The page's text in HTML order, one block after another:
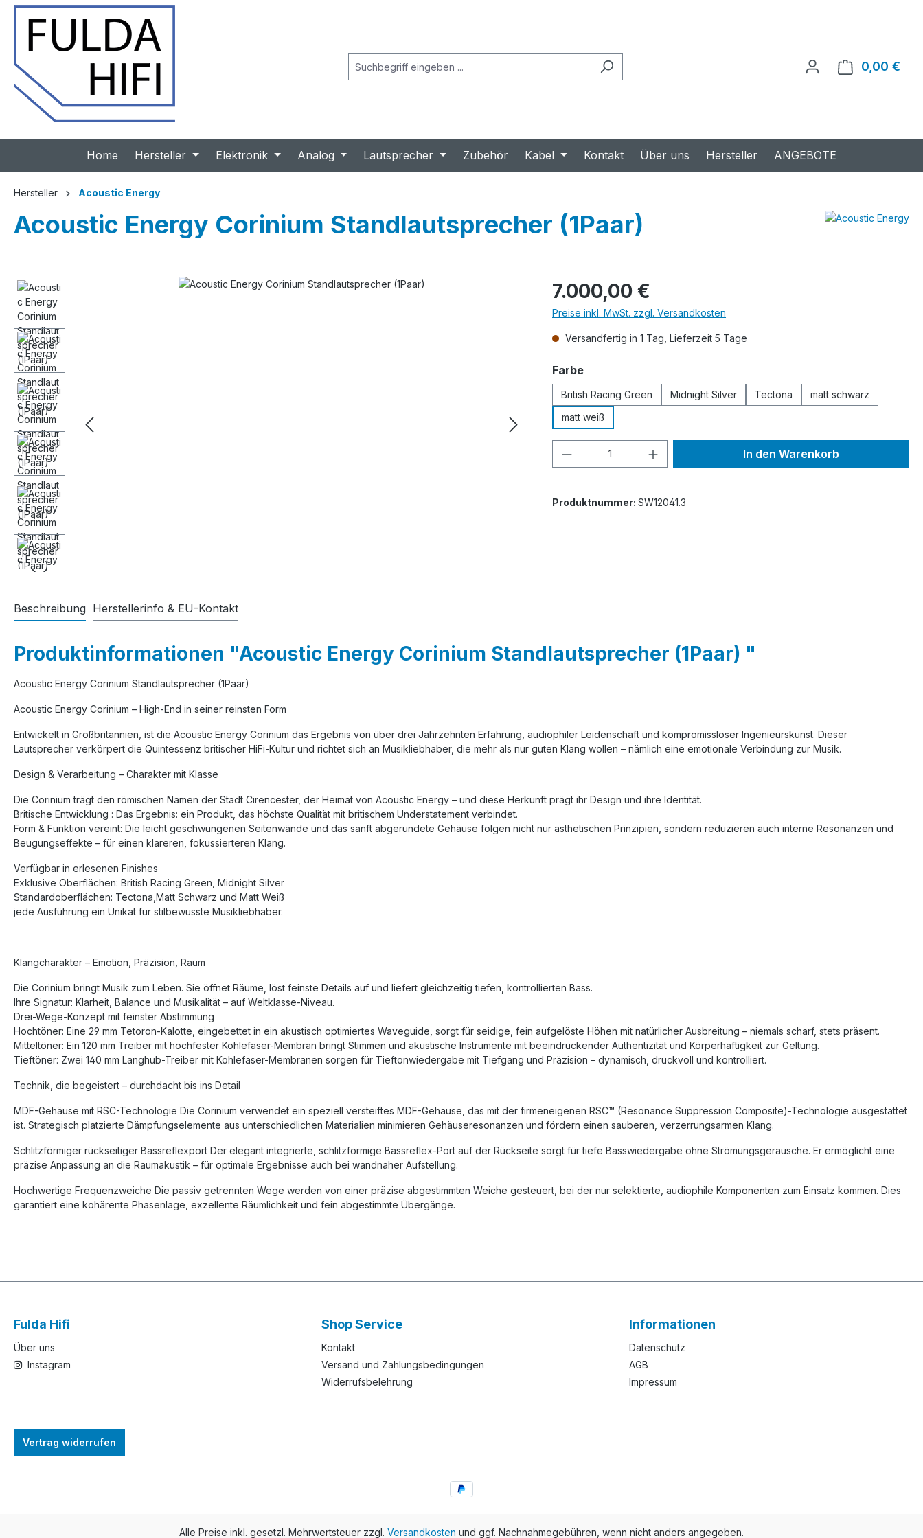
0,00 €
Home Hersteller Elektronik Analog Lautsprecher Zubehör Kabel Kontakt Über uns Hersteller ANGEBOTE
Hersteller Acoustic Energy
Acoustic Energy Corinium Standlautsprecher (1Paar)
Bildergalerie überspringen Regulärer Preis:
7.000,00 €
Preise inkl. MwSt. zzgl. Versandkosten
Versandfertig in 1 Tag, Lieferzeit 5 Tage
Farbeauswählen
British Racing Green Midnight Silver Tectona
matt schwarz
matt weiß
Produkt Anzahl: Gib den gewünschten Wert
In den Warenkorb
Produktnummer: SW12041.3
Beschreibung Herstellerinfo & EU-Kontakt
Produktinformationen "Acoustic Energy Corinium Standlautsprecher (1Paar) "
Acoustic Energy Corinium Standlautsprecher (1Paar)
Acoustic Energy Corinium – High-End in seiner reinsten Form
Entwickelt in Großbritannien, ist die Acoustic Energy Corinium das Ergebnis von über drei Jahrzehnten Erfahrung, audiophiler Leidenschaft und kompromissloser Ingenieurskunst. Dieser
Lautsprecher verkörpert die Quintessenz britischer HiFi-Kultur und richtet sich an Musikliebhaber, die mehr als nur guten Klang wollen – nämlich eine emotionale Verbindung zur Musik.
Design & Verarbeitung – Charakter mit Klasse
Die Corinium trägt den römischen Namen der Stadt Cirencester, der Heimat von Acoustic Energy – und diese Herkunft prägt ihr Design und ihre Identität.
Britische Entwicklung : Das Ergebnis: ein Produkt, das höchste Qualität mit britischem Understatement verbindet.
Form & Funktion vereint: Die leicht geschwungenen Seitenwände und das sanft abgerundete Gehäuse folgen nicht nur ästhetischen Prinzipien, sondern reduzieren auch interne Resonanzen und
Beugungseffekte – für einen klareren, fokussierteren Klang.
Verfügbar in erlesenen Finishes
Exklusive Oberflächen: British Racing Green, Midnight Silver
Standardoberflächen: Tectona, Matt Schwarz und Matt Weiß
jede Ausführung ein Unikat für stilbewusste Musikliebhaber.
Klangcharakter – Emotion, Präzision, Raum
Die Corinium bringt Musik zum Leben. Sie öffnet Räume, löst feinste Details auf und liefert gleichzeitig tiefen, kontrollierten Bass.
Ihre Signatur: Klarheit, Balance und Musikalität – auf Weltklasse-Niveau.
Drei-Wege-Konzept mit feinster Abstimmung
Hochtöner: Eine 29 mm Tetoron-Kalotte, eingebettet in ein akustisch optimiertes Waveguide, sorgt für seidige, fein aufgelöste Höhen mit natürlicher Ausbreitung – niemals scharf, stets präsent.
Mitteltöner: Ein 120 mm Treiber mit hochfester Kohlefaser-Membran bringt Stimmen und akustische Instrumente mit beeindruckender Authentizität und Körperhaftigkeit zur Geltung.
Tieftöner: Zwei 140 mm Langhub-Treiber mit Kohlefaser-Membranen sorgen für Tieftonwiedergabe mit Tiefgang und Präzision – dynamisch, druckvoll und kontrolliert.
Technik, die begeistert – durchdacht bis ins Detail
MDF-Gehäuse mit RSC-Technologie Die Corinium verwendet ein speziell versteiftes MDF-Gehäuse, das mit der firmeneigenen RSC™ (Resonance Suppression Composite)-Technologie ausgestattet
ist. Strategisch platzierte Dämpfungselemente aus unterschiedlichen Materialien minimieren Gehäuseresonanzen und fördern einen sauberen, verzerrungsarmen Klang.
Schlitzförmiger rückseitiger Bassreflexport Der elegant integrierte, schlitzförmige Bassreflex-Port auf der Rückseite sorgt für tiefe Basswiedergabe ohne Strömungsgeräusche. Er ermöglicht eine
präzise Anpassung an die Raumakustik – für optimale Ergebnisse auch bei wandnaher Aufstellung.
Hochwertige Frequenzweiche Die passiv getrennten Wege werden von einer präzise abgestimmten Weiche gesteuert, bei der nur selektierte, audiophile Komponenten zum Einsatz kommen. Dies
garantiert eine kohärente Phasenlage, exzellente Räumlichkeit und fein abgestimmte Übergänge.
Fulda Hifi
Über uns
Instagram
Shop Service
Kontakt
Versand und Zahlungsbedingungen
Widerrufsbelehrung
Informationen
Datenschutz
AGB
Impressum
Vertrag widerrufen
Alle Preise inkl. gesetzl. Mehrwertsteuer zzgl. Versandkosten und ggf. Nachnahmegebühren, wenn nicht anders angegeben.